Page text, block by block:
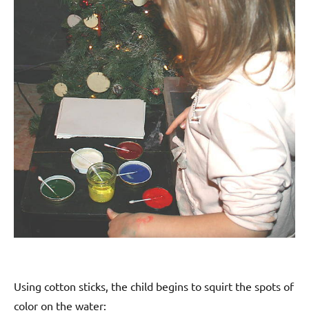
Using cotton sticks, the child begins to squirt the spots of
color on the water: